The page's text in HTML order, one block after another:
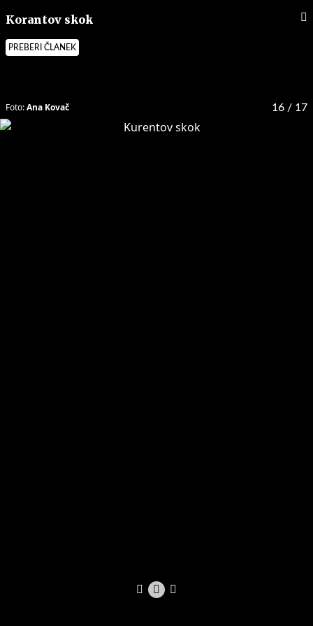
Korantov skok
PREBERI ČLANEK
16 / 17
Foto:Ana Kovač